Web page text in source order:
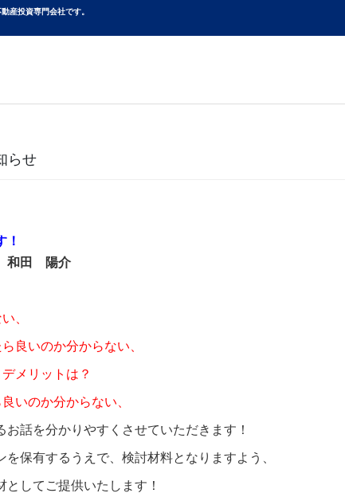
産投資専⾨会社です。
らせ
！
和田 陽介
、
良いのか分からない、
メリットは？
いのか分からない、
話を分かりやすくさせていただきます！
保有するうえで、検討材料となりますよう、
してご提供いたします！